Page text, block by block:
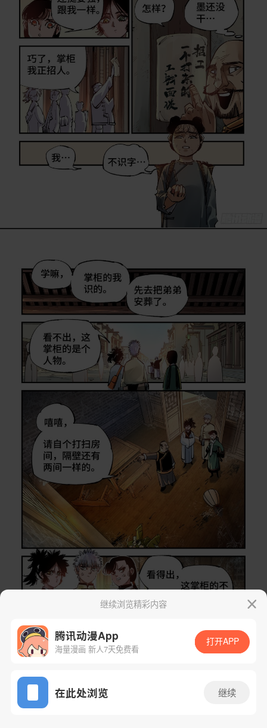
App免费看
继续浏览精彩内容
腾讯动漫App
海量漫画 新人7天免费看
打开APP
在此处浏览 继续